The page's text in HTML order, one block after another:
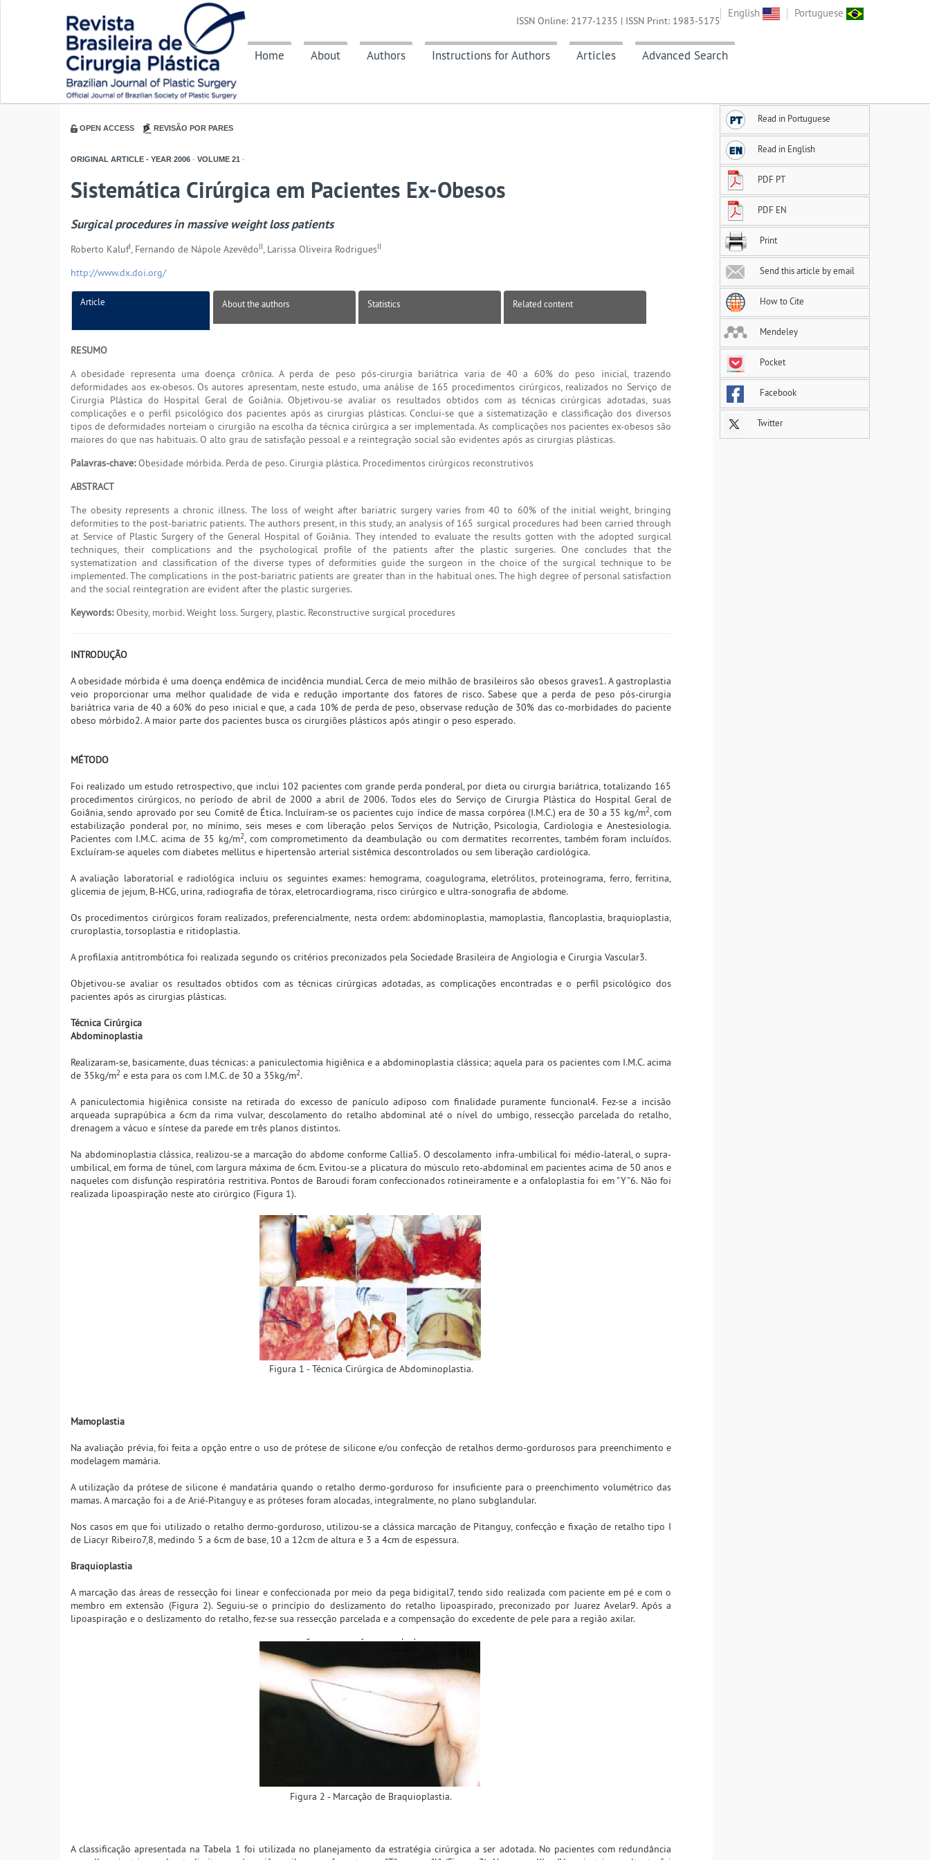
English Portuguese
Home About Authors Instructions for Authors Articles Advanced Search
ISSN Online: 2177-1235 | ISSN Print: 1983-5175
OPEN ACCESS REVISÃO POR PARES
ORIGINAL ARTICLE - YEAR 2006 - VOLUME 21 -
Sistemática Cirúrgica em Pacientes Ex-Obesos
Surgical procedures in massive weight loss patients
Roberto KalufI, Fernando de Nápole AzevêdoII, Larissa Oliveira RodriguesII
http://www.dx.doi.org/
Article About the authors Statistics Related content
RESUMO
A obesidade representa uma doença crônica. A perda de peso pós-cirurgia bariátrica varia de 40 a 60% do peso inicial, trazendo
deformidades aos ex-obesos. Os autores apresentam, neste estudo, uma análise de 165 procedimentos cirúrgicos, realizados no Serviço de
Cirurgia Plástica do Hospital Geral de Goiânia. Objetivou-se avaliar os resultados obtidos com as técnicas cirúrgicas adotadas, suas
complicações e o perfil psicológico dos pacientes após as cirurgias plásticas. Conclui-se que a sistematização e classificação dos diversos
tipos de deformidades norteiam o cirurgião na escolha da técnica cirúrgica a ser implementada. As complicações nos pacientes ex-obesos são
maiores do que nas habituais. O alto grau de satisfação pessoal e a reintegração social são evidentes após as cirurgias plásticas.
Palavras-chave:Obesidade mórbida. Perda de peso. Cirurgia plástica. Procedimentos cirúrgicos reconstrutivos
ABSTRACT
The obesity represents a chronic illness. The loss of weight after bariatric surgery varies from 40 to 60% of the initial weight, bringing
deformities to the post-bariatric patients. The authors present, in this study, an analysis of 165 surgical procedures had been carried through
at Service of Plastic Surgery of the General Hospital of Goiânia. They intended to evaluate the results gotten with the adopted surgical
techniques, their complications and the psychological profile of the patients after the plastic surgeries. One concludes that the
systematization and classification of the diverse types of deformities guide the surgeon in the choice of the surgical technique to be
implemented. The complications in the post-bariatric patients are greater than in the habitual ones. The high degree of personal satisfaction
and the social reintegration are evident after the plastic surgeries.
Keywords:Obesity, morbid. Weight loss. Surgery, plastic. Reconstructive surgical procedures
INTRODUÇÃO
A obesidade mórbida é uma doença endêmica de incidência mundial. Cerca de meio milhão de brasileiros são obesos graves1. A gastroplastia
veio proporcionar uma melhor qualidade de vida e redução importante dos fatores de risco. Sabese que a perda de peso pós-cirurgia
bariátrica varia de 40 a 60% do peso inicial e que, a cada 10% de perda de peso, observase redução de 30% das co-morbidades do paciente
obeso mórbido2. A maior parte dos pacientes busca os cirurgiões plásticos após atingir o peso esperado.
MÉTODO
Foi realizado um estudo retrospectivo, que inclui 102 pacientes com grande perda ponderal, por dieta ou cirurgia bariátrica, totalizando 165
procedimentos cirúrgicos, no período de abril de 2000 a abril de 2006. Todos eles do Serviço de Cirurgia Plástica do Hospital Geral de
Goiânia, sendo aprovado por seu Comitê de Ética. Incluíram-se os pacientes cujo índice de massa corpórea (I.M.C.) era de 30 a 35 kg/m2, com
estabilização ponderal por, no mínimo, seis meses e com liberação pelos Serviços de Nutrição, Psicologia, Cardiologia e Anestesiologia.
Pacientes com I.M.C. acima de 35 kg/m2, com comprometimento da deambulação ou com dermatites recorrentes, também foram incluídos.
Excluíram-se aqueles com diabetes mellitus e hipertensão arterial sistêmica descontrolados ou sem liberação cardiológica.
A avaliação laboratorial e radiológica incluiu os seguintes exames: hemograma, coagulograma, eletrólitos, proteinograma, ferro, ferritina,
glicemia de jejum, B-HCG, urina, radiografia de tórax, eletrocardiograma, risco cirúrgico e ultra-sonografia de abdome.
Os procedimentos cirúrgicos foram realizados, preferencialmente, nesta ordem: abdominoplastia, mamoplastia, flancoplastia, braquioplastia,
cruroplastia, torsoplastia e ritidoplastia.
A profilaxia antitrombótica foi realizada segundo os critérios preconizados pela Sociedade Brasileira de Angiologia e Cirurgia Vascular3.
Objetivou-se avaliar os resultados obtidos com as técnicas cirúrgicas adotadas, as complicações encontradas e o perfil psicológico dos
pacientes após as cirurgias plásticas.
Técnica Cirúrgica
Abdominoplastia
Realizaram-se, basicamente, duas técnicas: a paniculectomia higiênica e a abdominoplastia clássica; aquela para os pacientes com I.M.C. acima
de 35kg/m2 e esta para os com I.M.C. de 30 a 35kg/m2.
A paniculectomia higiênica consiste na retirada do excesso de panículo adiposo com finalidade puramente funcional4. Fez-se a incisão
arqueada suprapúbica a 6cm da rima vulvar, descolamento do retalho abdominal até o nível do umbigo, ressecção parcelada do retalho,
drenagem a vácuo e síntese da parede em três planos distintos.
Na abdominoplastia clássica, realizou-se a marcação do abdome conforme Callia5. O descolamento infra-umbilical foi médio-lateral, o supra-
umbilical, em forma de túnel, com largura máxima de 6cm. Evitou-se a plicatura do músculo reto-abdominal em pacientes acima de 50 anos e
naqueles com disfunção respiratória restritiva. Pontos de Baroudi foram confeccionados rotineiramente e a onfaloplastia foi em "Y"6. Não foi
realizada lipoaspiração neste ato cirúrgico (Figura 1).
Figura 1 - Técnica Cirúrgica de Abdominoplastia.
Mamoplastia
Na avaliação prévia, foi feita a opção entre o uso de prótese de silicone e/ou confecção de retalhos dermo-gordurosos para preenchimento e
modelagem mamária.
A utilização da prótese de silicone é mandatária quando o retalho dermo-gorduroso for insuficiente para o preenchimento volumétrico das
mamas. A marcação foi a de Arié-Pitanguy e as próteses foram alocadas, integralmente, no plano subglandular.
Nos casos em que foi utilizado o retalho dermo-gorduroso, utilizou-se a clássica marcação de Pitanguy, confecção e fixação de retalho tipo I
de Liacyr Ribeiro7,8, medindo 5 a 6cm de base, 10 a 12cm de altura e 3 a 4cm de espessura.
Braquioplastia
A marcação das áreas de ressecção foi linear e confeccionada por meio da pega bidigital7, tendo sido realizada com paciente em pé e com o
membro em extensão (Figura 2). Seguiu-se o princípio do deslizamento do retalho lipoaspirado, preconizado por Juarez Avelar9. Após a
lipoaspiração e o deslizamento do retalho, fez-se sua ressecção parcelada e a compensação do excedente de pele para a região axilar.
Figura 2 - Marcação de Braquioplastia.
A classificação apresentada na Tabela 1 foi utilizada no planejamento da estratégia cirúrgica a ser adotada. No pacientes com redundância
Read in Portuguese
Read in English
PDF PT
PDF EN
Print
Send this article by email
How to Cite
Mendeley
Pocket
Facebook
Twitter